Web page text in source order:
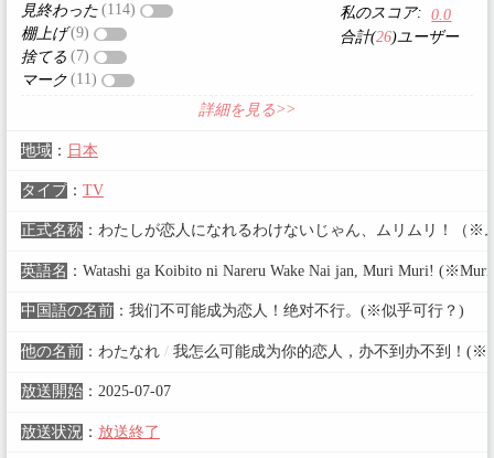
見終わった (114)
棚上げ (9)
捨てる (7)
マーク (11)
私のスコア:
0.0
合計(26)ユーザー
詳細を見る>>
地域： 日本
タイプ： TV
正式名称： わたしが恋人になれるわけないじゃん、ムリムリ！（※
英語名 ： Watashi ga Koibito ni Nareru Wake Nai jan, Muri Muri!
中国語の名前： 我们不可能成为恋人！绝对不行。(※似乎可行？)
他の名前： わたなれ /我怎么可能成为你的恋人，办不到办不到！(※
放送開始： 2025-07-07
放送状況 ： 放送終了